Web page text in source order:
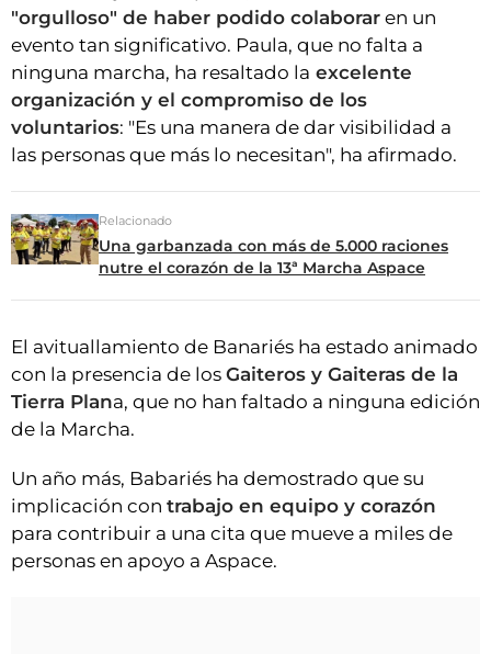
"orgulloso" de haber podido colaborar en un
evento tan significativo. Paula, que no falta a
ninguna marcha, ha resaltado la excelente
organización y el compromiso de los
voluntarios: "Es una manera de dar visibilidad a
las personas que más lo necesitan", ha afirmado.
Relacionado
Una garbanzada con más de 5.000 raciones
nutre el corazón de la 13ª Marcha Aspace
El avituallamiento de Banariés ha estado animado
con la presencia de los Gaiteros y Gaiteras de la
Tierra Plana, que no han faltado a ninguna edición
de la Marcha.
Un año más, Babariés ha demostrado que su
implicación con trabajo en equipo y corazón
para contribuir a una cita que mueve a miles de
personas en apoyo a Aspace.